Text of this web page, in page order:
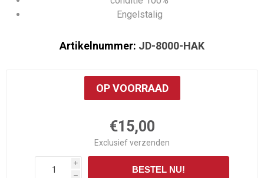
Engelstalig
Artikelnummer: JD-8000-HAK
OP VOORRAAD
€15,00
Exclusiefverzenden
i
h
BESTEL NU!